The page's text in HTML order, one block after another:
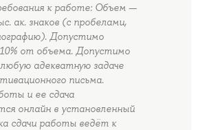
к работе: Объем —
ак. знаков (с пробелами,
Допустимо
от объема. Допустимо
адекватную задаче
письма.
и ее сдача
онлайн в установленный
сдачи работы ведёт к